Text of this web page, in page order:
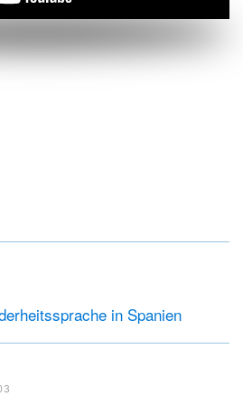
in Spanien